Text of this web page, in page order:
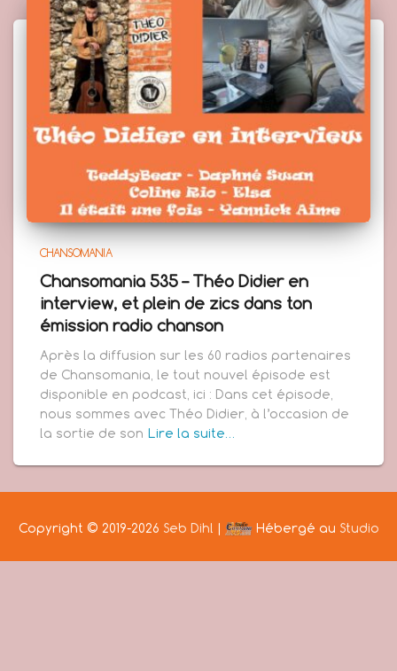
CHANSOMANIA
Chansomania 535 – Théo Didier en
interview, et plein de zics dans ton
émission radio chanson
Après la diffusion sur les 60 radios partenaires
de Chansomania, le tout nouvel épisode est
disponible en podcast, ici : Dans cet épisode,
nous sommes avec Théo Didier, à l’occasion de
la sortie de son Lire la suite…
Copyright © 2019-2026 Seb Dihl | Hébergé au Studio